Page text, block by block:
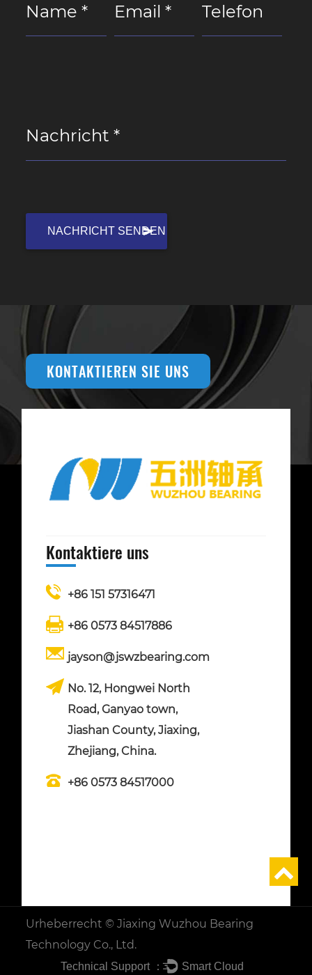
Name * Email * Telefon
Nachricht *
KONTAKTIEREN SIE UNS
Kontaktiere uns
+86 151 57316471
+86 0573 84517886
jayson@jswzbearing.com
No. 12, Hongwei North
Road, Ganyao town,
Jiashan County, Jiaxing,
Zhejiang, China.
+86 0573 84517000
Urheberrecht ©Jiaxing Wuzhou Bearing
Technology Co., Ltd.
Technical Support ： Smart Cloud